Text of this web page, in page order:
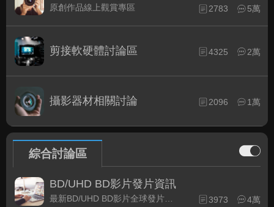
原創作品線上觀賞專區 2783 5萬
剪接軟硬體討論區 4325 2萬
攝影器材相關討論 2096 1萬
綜合討論區
BD/UHD BD影片發片資訊
3973 4萬